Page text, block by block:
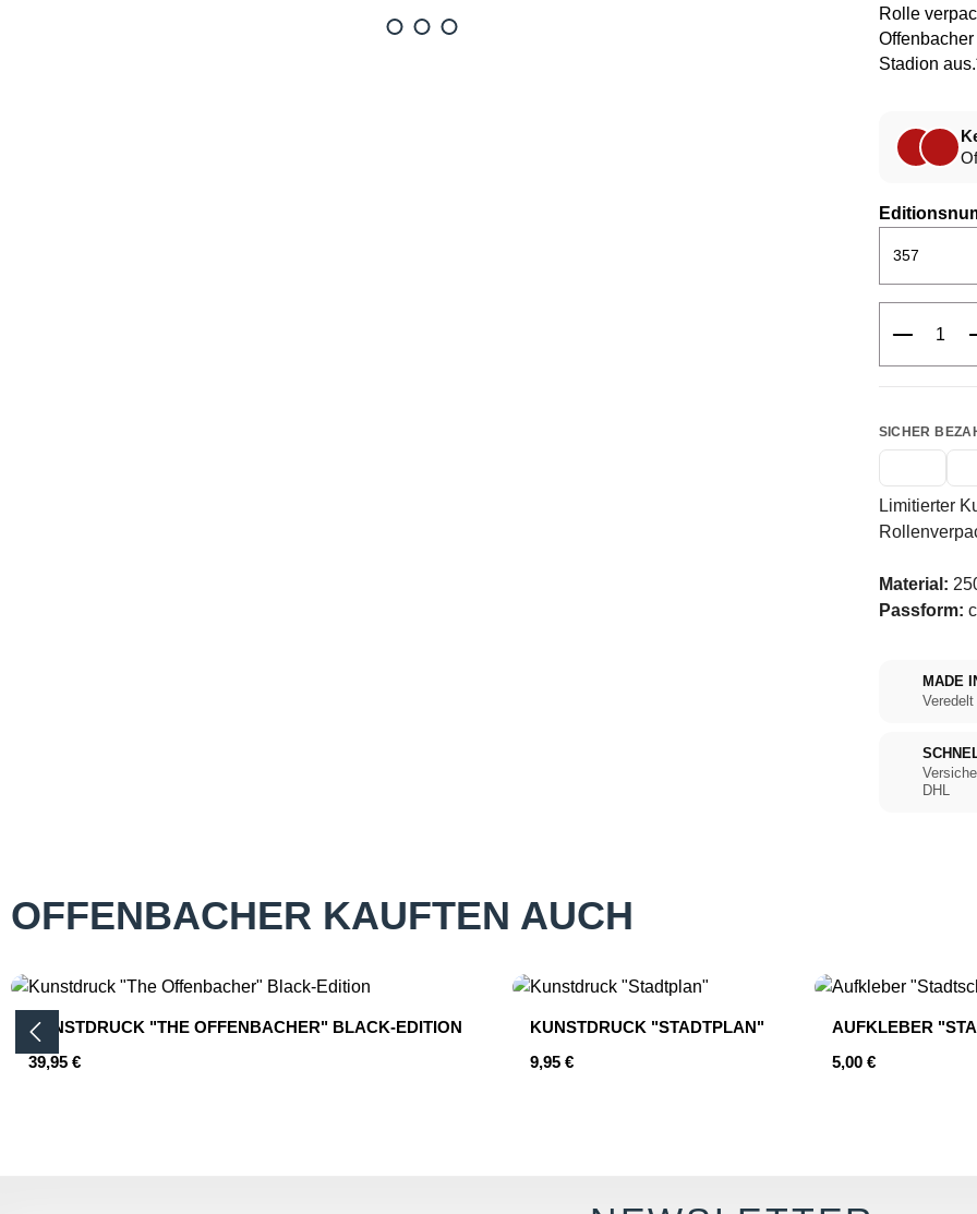
Rolle
Stadion
SICHER
Limitierter
Material:
Passform:
MADE
DHL
OFFENBACHER KAUFTEN AUCH
Produktgalerie überspringen
KUNSTDRUCK "THE OFFENBACHER" BLACK-EDITION
Regulärer Preis:
39,95 €
KUNSTDRUCK "STADTPLAN"
Regulärer Preis:
9,95 €
AUFKLEBER
Regulärer Preis:
5,00 €